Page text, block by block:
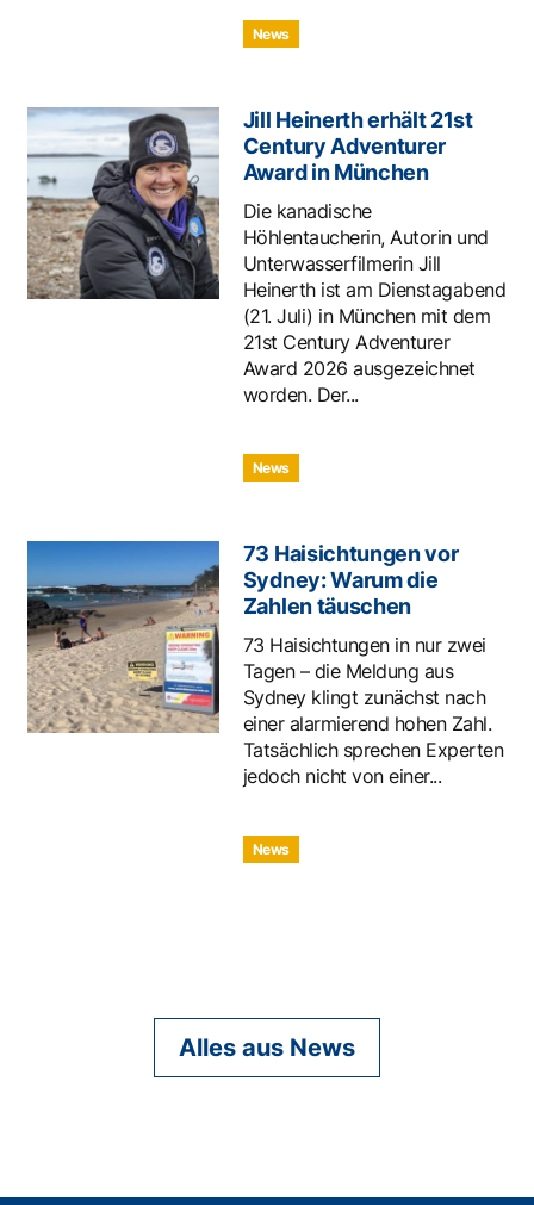
News
Jill Heinerth erhält 21st
Century Adventurer
Award in München
Die kanadische
Höhlentaucherin, Autorin und
Unterwasserfilmerin Jill
Heinerth ist am Dienstagabend
(21. Juli) in München mit dem
21st Century Adventurer
Award 2026 ausgezeichnet
worden. Der...
News
73 Haisichtungen vor
Sydney: Warum die
Zahlen täuschen
73 Haisichtungen in nur zwei
Tagen – die Meldung aus
Sydney klingt zunächst nach
einer alarmierend hohen Zahl.
Tatsächlich sprechen Experten
jedoch nicht von einer...
News
Alles aus News